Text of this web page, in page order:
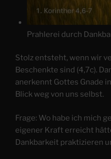
Prahlerei durch
Stolz entsteht, wenn wir
Beschenkte sind (4,7c).
anerkennt Gottes Gnade
Blick weg von uns selbst.
Frage: Wo habe ich mich
eigener Kraft erreicht
Dankbarkeit praktizieren